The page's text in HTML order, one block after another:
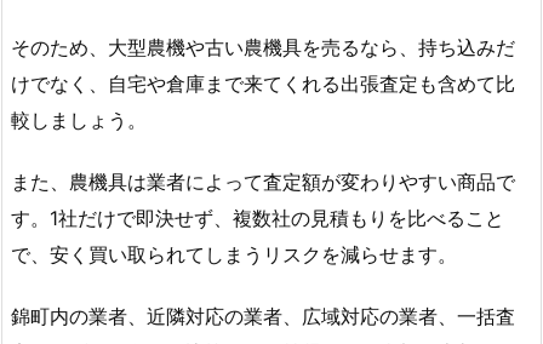
そのため、大型農機や古い農機具を売るなら、持ち込みだ
けでなく、自宅や倉庫まで来てくれる出張査定も含めて比
較しましょう。
また、農機具は業者によって査定額が変わりやすい商品で
す。1社だけで即決せず、複数社の見積もりを比べること
で、安く買い取られてしまうリスクを減らせます。
錦町内の業者、近隣対応の業者、広域対応の業者、一括査